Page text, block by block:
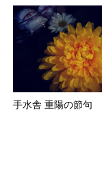
手水舎 重陽の節句